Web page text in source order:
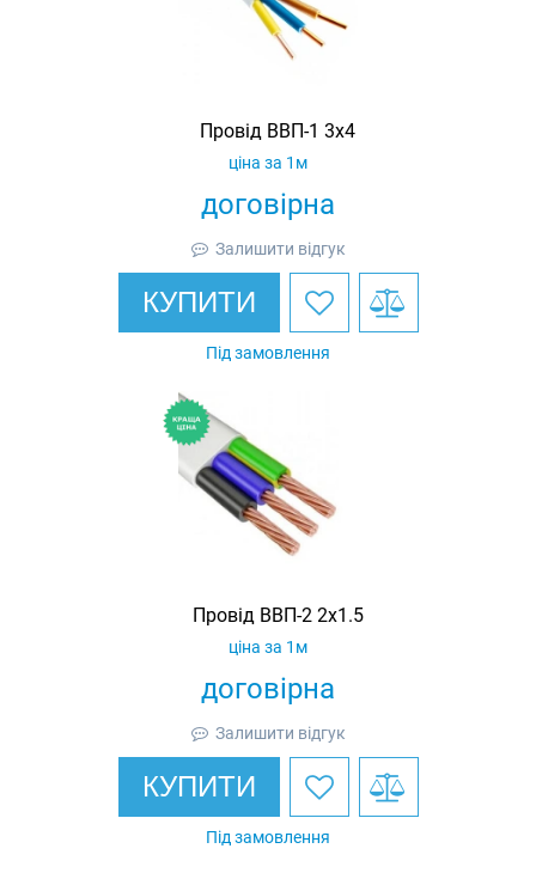
Провід ВВП-1 3х4
договірна
ціна за 1м
Залишити відгук
КУПИТИ
Під замовлення
Провід ВВП-2 2х1.5
договірна
ціна за 1м
Залишити відгук
КУПИТИ
Під замовлення